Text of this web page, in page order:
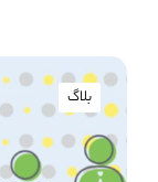
بلاگ